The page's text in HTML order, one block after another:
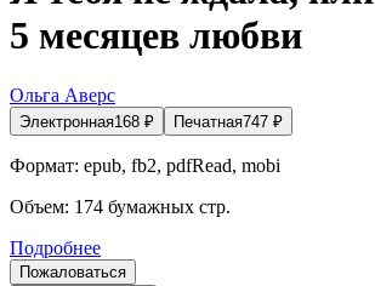
5 месяцев любви
Ольга Аверс
Электронная168 ₽ Печатная747 ₽
Формат: epub, fb2, pdfRead, mobi
Объем: 174 бумажных стр.
Подробнее
Пожаловаться